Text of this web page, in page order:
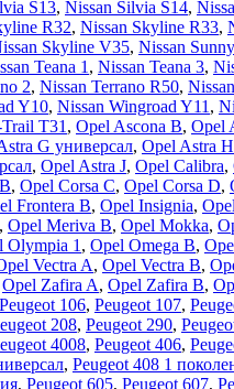
S13, Nissan Silvia S14,
R32, Nissan Skyline R33,
Skyline V35, Nissan
Teana 1 , Nissan Teana 3,
2, Nissan Terrano R50,
Y10, Nissan Wingroad Y11 ,
T31 , Opel Ascona B, Opel
G универсал, Opel Astra
, Opel Astra J, Opel Calibra,
, Opel Corsa C, Opel Corsa D,
Frontera B, Opel Insignia,
, Opel Meriva B, Opel Mokka,
Olympia 1 , Opel Omega B,
Vectra A, Opel Vectra B,
Opel Zafira A, Opel Zafira B,
Peugeot 106, Peugeot 107,
208, Peugeot 290,
4008, Peugeot 406,
, Peugeot 408 1
, Peugeot 605, Peugeot 607,